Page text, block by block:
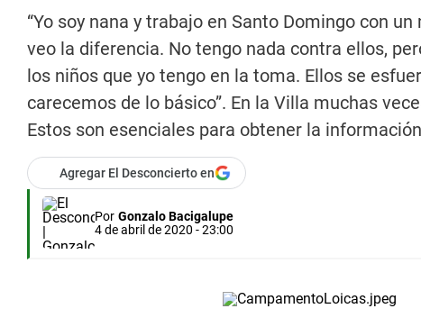
“Yo soy nana y trabajo en Santo Domingo con
veo la diferencia. No tengo nada contra ellos,
los niños que yo tengo en la toma. Ellos se
carecemos de lo básico”. En la Villa muchas
Estos son esenciales para obtener la
Agregar El Desconcierto en
Por Gonzalo Bacigalupe
4 de abril de 2020 - 23:00